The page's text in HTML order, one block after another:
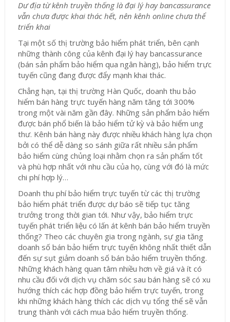
Dư địa từ kênh truyền thống là đại lý hay bancassurance
vẫn chưa được khai thác hết, nên kênh online chưa thể
triển khai
Tại một số thị trường bảo hiểm phát triển, bên cạnh
những thành công của kênh đại lý hay bancassurance
(bán sản phẩm bảo hiểm qua ngân hàng), bảo hiểm trực
tuyến cũng đang được đẩy mạnh khai thác.
Chẳng hạn, tại thị trường Hàn Quốc, doanh thu bảo
hiểm bán hàng trực tuyến hàng năm tăng tới 300%
trong một vài năm gần đây. Những sản phẩm bảo hiểm
được bán phổ biến là bảo hiểm tử kỳ và bảo hiểm ung
thư. Kênh bán hàng này được nhiều khách hàng lựa chọn
bởi có thể dễ dàng so sánh giữa rất nhiều sản phẩm
bảo hiểm cùng chủng loại nhằm chọn ra sản phẩm tốt
và phù hợp nhất với nhu cầu của họ, cùng với đó là mức
chi phí hợp lý…
Doanh thu phí bảo hiểm trực tuyến từ các thị trường
bảo hiểm phát triển được dự báo sẽ tiếp tục tăng
trưởng trong thời gian tới. Như vậy, bảo hiểm trực
tuyến phát triển liệu có lấn át kênh bán bảo hiểm truyền
thống? Theo các chuyên gia trong ngành, sự gia tăng
doanh số bán bảo hiểm trực tuyến không nhất thiết dẫn
đến sự sụt giảm doanh số bán bảo hiểm truyền thống.
Những khách hàng quan tâm nhiều hơn về giá và ít có
nhu cầu đối với dịch vụ chăm sóc sau bán hàng sẽ có xu
hướng thích các hợp đồng bảo hiểm trực tuyến, trong
khi những khách hàng thích các dịch vụ tổng thể sẽ vẫn
trung thành với cách mua bảo hiểm truyền thống.